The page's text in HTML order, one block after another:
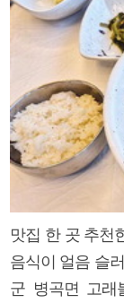
맛집 한 곳 추천
음식이 얼음 슬
군 병곡면 고래